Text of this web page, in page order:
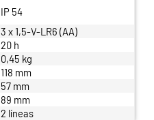
IP 54
3 x 1,5-V-LR6 (AA)
20 h
0,45 kg
118 mm
57 mm
89 mm
2 líneas